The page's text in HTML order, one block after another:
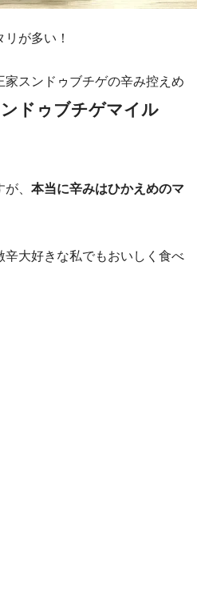
が多い！
スンドゥブチゲの辛み控えめ
ンドゥブチゲマイル
、 本当に辛みはひかえめのマ
辛大好きな私でもおいしく食べ